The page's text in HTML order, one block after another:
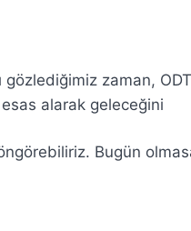
gözlediğimiz zaman,
alarak geleceğini
Bugün